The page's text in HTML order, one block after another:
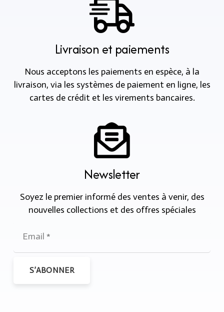
Livraison et paiements
Nous acceptons les paiements en espèce, à la
livraison, via les systèmes de paiement en ligne, les
cartes de crédit et les virements bancaires.
Newsletter
Soyez le premier informé des ventes à venir, des
nouvelles collections et des offres spéciales
S’ABONNER